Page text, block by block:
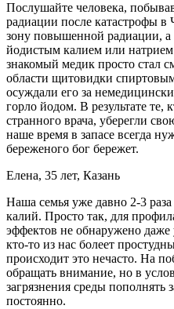
Послушайте человека,
радиации после катастрофы
зону повышенной радиации, а
йодистым калием или
знакомый медик просто стал
области щитовидки
осуждали его за
горло йодом. В результате те,
странного врача, уберегли
наше время в запасе всегда
береженого бог бережет.
Елена, 35 лет, Казань
Наша семья уже давно 2-3
калий. Просто так, для
эффектов не обнаружено
кто-то из нас болеет
происходит это нечасто. На
обращать внимание, но в
загрязнения среды пополнять
постоянно.